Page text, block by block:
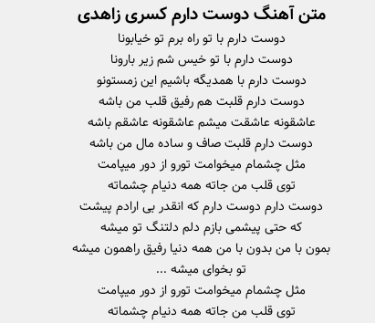
متن آهنگ دوست دارم کسری زاهدی
دوست دارم با تو راه برم تو خیابونا
دوست دارم با تو خیس شم زیر بارونا
دوست دارم با همدیگه باشیم این زمستونو
دوست دارم قلبت هم رفیق قلب من باشه
عاشقونه عاشقت میشم عاشقونه عاشقم باشه
دوست دارم قلبت صاف و ساده مال من باشه
مثل چشمام میخوامت تورو از دور میپامت
توی قلب من جاته همه دنیام چشماته
دوست دارم دوست دارم که انقدر بی ارادم پیشت
که حتی پیشمی بازم دلم دلتنگ تو میشه
بمون با من بدون با من همه دنیا رفیق راهمون میشه
تو بخوای میشه ...
مثل چشمام میخوامت تورو از دور میپامت
توی قلب من جاته همه دنیام چشماته